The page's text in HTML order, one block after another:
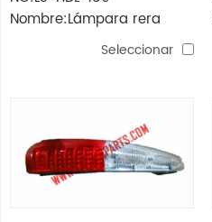
Nombre:Lámpara rera
Seleccionar